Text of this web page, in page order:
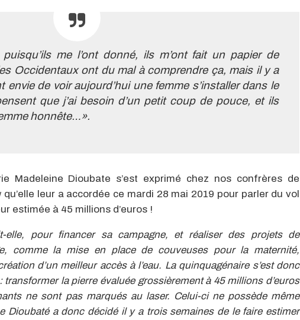
me l’ont donné, ils m’ont fait un papier de
Occidentaux ont du mal à comprendre ça, mais il y a
de voir aujourd’hui une femme s’installer dans le
que j’ai besoin d’un petit coup de pouce, et ils
honnête…».
Madeleine Dioubate s’est exprimé chez nos confrères de
leur a accordée ce mardi 28 mai 2019 pour parler du vol
estimée à 45 millions d’euros !
pour financer sa campagne, et réaliser des projets de
comme la mise en place de couveuses pour la maternité,
d’un meilleur accès à l’eau. La quinquagénaire s’est donc
la pierre évaluée grossièrement à 45 millions d’euros
ne sont pas marqués au laser. Celui-ci ne possède même
Dioubaté a donc décidé il y a trois semaines de le faire estimer